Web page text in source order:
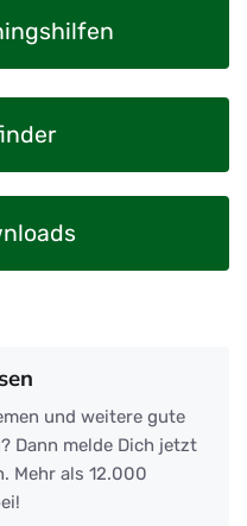
und weitere gute
Dann melde Dich jetzt
Mehr als 12.000